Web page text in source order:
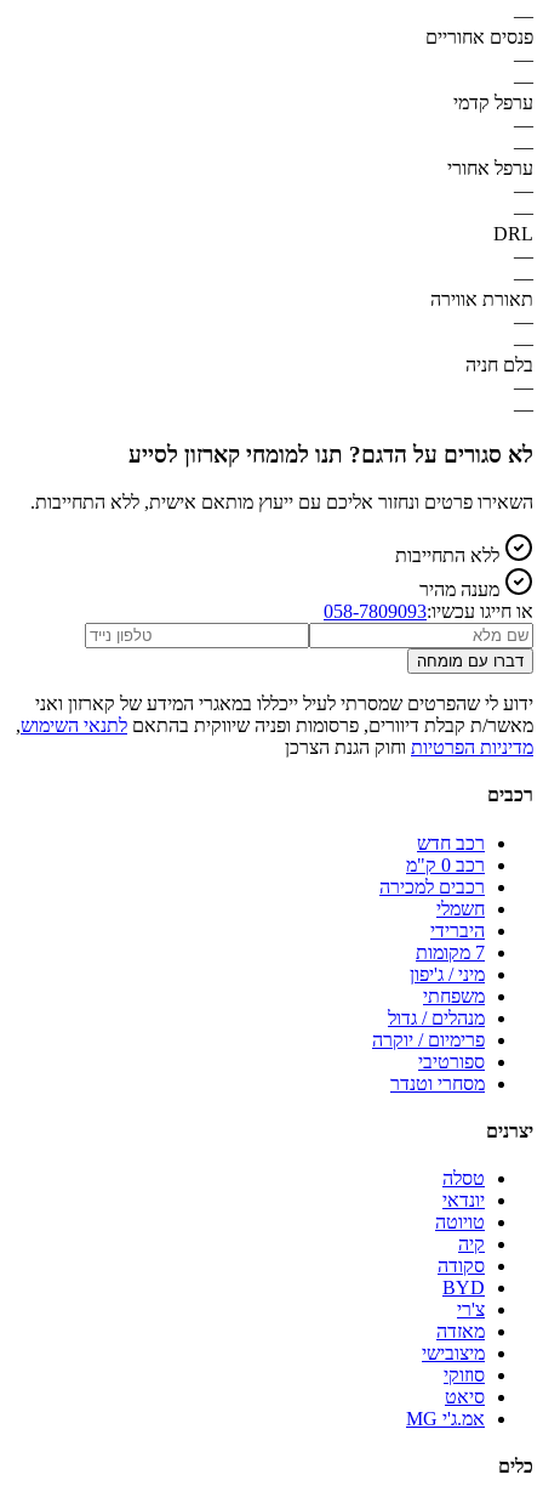
—
פנסים אחוריים
—
—
ערפל קדמי
—
—
ערפל אחורי
—
—
DRL
—
—
תאורת אווירה
—
—
בלם חניה
—
—
לא סגורים על הדגם? תנו למומחי קארזון לסייע
השאירו פרטים ונחזור אליכם עם ייעוץ מותאם אישית, ללא התחייבות.
ללא התחייבות
מענה מהיר
או חייגו עכשיו:058-7809093
דברו עם מומחה
ידוע לי שהפרטים שמסרתי לעיל ייכללו במאגרי המידע של קארזון ואני
מאשר/ת קבלת דיוורים, פרסומות ופניה שיווקית בהתאם לתנאי השימוש,
מדיניות הפרטיות וחוק הגנת הצרכן
רכבים
רכב חדש
רכב 0 ק"מ
רכבים למכירה
חשמלי
היברידי
7 מקומות
מיני / ג'יפון
משפחתי
מנהלים / גדול
פרימיום / יוקרה
ספורטיבי
מסחרי וטנדר
יצרנים
טסלה
יונדאי
טויוטה
קיה
סקודה
BYD
צ'רי
מאזדה
מיצובישי
סוזוקי
סיאט
אמ.ג'י MG
כלים